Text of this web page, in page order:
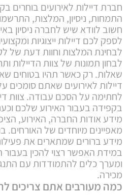
חברת דיילות לאירועים בוחרים
התמחות, ניסיון, המלצות,
חשוב לוודא שיש לחברה ניסיון
לספק לכם דיילות ייצוגיות
לבחינת המלצות וחוות דעת של
לבחון תמונות של צוות הדיילות
שאלות. רק כאשר תהיו בטוחים
דיילות לאירועים שאתם סומכים
לחתימה על הסכם עבודה. צוות
בקפידה בעבור האירוע שלכם
מידע אודות החברה, האירוע,
מאפיינים מיוחדים של האורחים.
מידע ברורים שמתארים את
במידת האפשר רצוי להכין בעבור
ומערך כלים להתמודדות עם
מכירה.
כמה מעורבים אתם צריכים